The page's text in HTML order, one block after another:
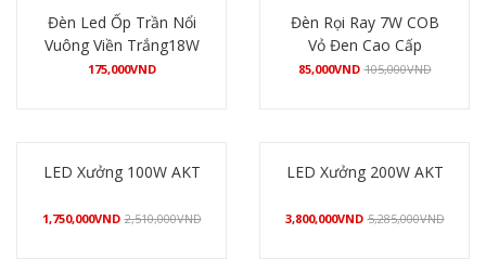
Đèn Led Ốp Trần Nổi
Vuông Viền Trắng18W
175,000VND
Đèn Rọi Ray 7W COB
Vỏ Đen Cao Cấp
85,000VND 105,000VND
LED Xưởng 100W AKT
1,750,000VND 2,510,000VND
LED Xưởng 200W AKT
3,800,000VND 5,285,000VND